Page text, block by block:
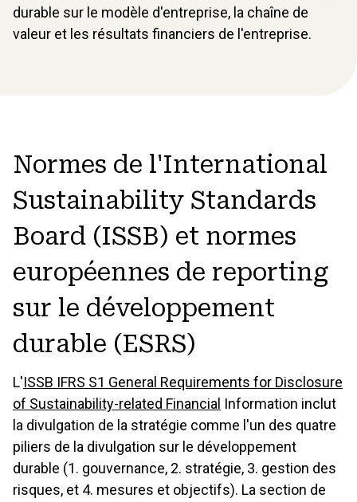
durable sur le modèle d'entreprise, la chaîne de
valeur et les résultats financiers de l'entreprise.
Normes de l'International
Sustainability Standards
Board (ISSB) et normes
européennes de reporting
sur le développement
durable (ESRS)
L'ISSB IFRS S1 General Requirements for Disclosure
of Sustainability-related Financial Information inclut
la divulgation de la stratégie comme l'un des quatre
piliers de la divulgation sur le développement
durable (1. gouvernance, 2. stratégie, 3. gestion des
risques, et 4. mesures et objectifs). La section de